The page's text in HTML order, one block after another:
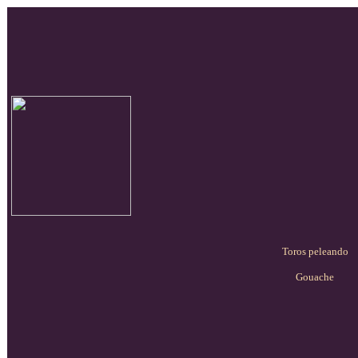
Toros peleando
Gouache